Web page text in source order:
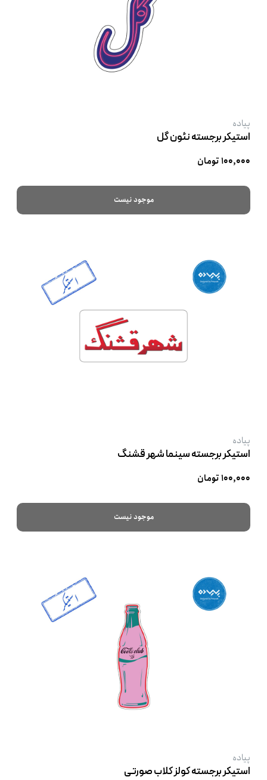
پیاده
استیکر برجسته نئون گل
۱۰۰,۰۰۰ تومان
موجود نیست
پیاده
استیکر برجسته سینما شهر قشنگ
۱۰۰,۰۰۰ تومان
موجود نیست
پیاده
استیکر برجسته کولز کلاب صورتی